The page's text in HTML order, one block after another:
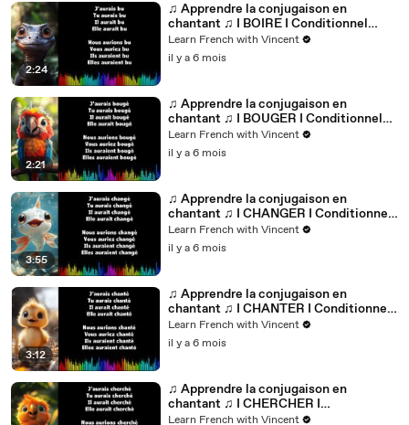
2:24
♫ Apprendre la conjugaison en
chantant ♫ I BOIRE I Conditionnel
Passé_
Learn French with Vincent
il y a 6 mois
2:21
♫ Apprendre la conjugaison en
chantant ♫ I BOUGER I Conditionnel
Passé_
Learn French with Vincent
il y a 6 mois
3:55
♫ Apprendre la conjugaison en
chantant ♫ I CHANGER I Conditionnel
Passé_
Learn French with Vincent
il y a 6 mois
3:12
♫ Apprendre la conjugaison en
chantant ♫ I CHANTER I Conditionnel
Passé_
Learn French with Vincent
il y a 6 mois
♫ Apprendre la conjugaison en
chantant ♫ I CHERCHER I
Conditionnel Passé_
Learn French with Vincent